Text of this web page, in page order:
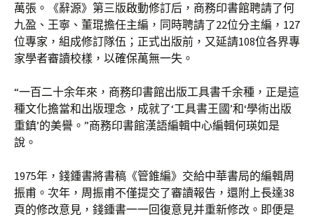
萬張。《辭源》第三版啟動修訂后，商務印書館聘請了何
九盈、王寧、董琨擔任主編，同時聘請了22位分主編，127
位專家，組成修訂隊伍；正式出版前，又延請108位各界專
家學者審讀校樣，以確保萬無一失。
“一百二十余年來，商務印書館出版工具書千余種，正是這
種文化擔當和出版理念，成就了‘工具書王國’和‘學術出版
重鎮’的美譽。”商務印書館漢語編輯中心編輯何瑛如是
說。
1975年，錢鍾書將書稿《管錐編》交給中華書局的編輯周
振甫。次年，周振甫不僅提交了審讀報告，還附上長達38
頁的修改意見，錢鍾書一一回復意見并重新修改。即便是